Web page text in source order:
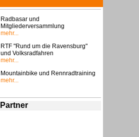
Radbasar und
Mitgliederversammlung
mehr...
RTF "Rund um die Ravensburg"
und Volksradfahren
mehr...
Mountainbike und Rennradtraining
mehr...
Partner